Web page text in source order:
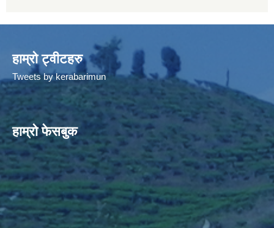
हाम्रो ट्वीटहरु
Tweets by kerabarimun
हाम्रो फेसबुक